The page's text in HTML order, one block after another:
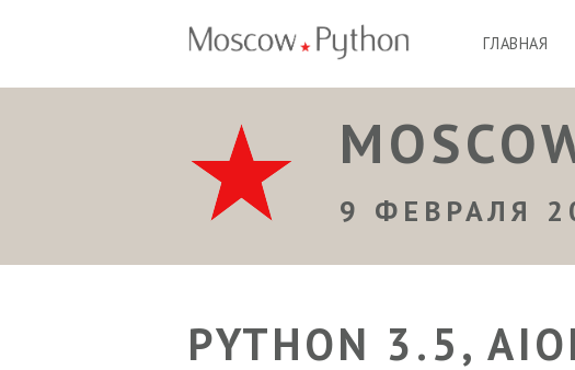
ГЛАВНАЯ
9 ФЕВРАЛЯ
PYTHON 3.5,